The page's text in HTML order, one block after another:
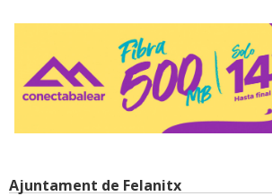
Ajuntament de Felanitx